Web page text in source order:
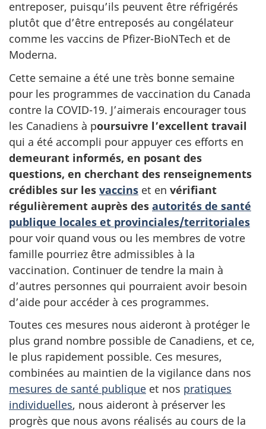
entreposer, puisqu’ils peuvent être réfrigérés
plutôt que d’être entreposés au congélateur
comme les vaccins de Pfizer-BioNTech et de
Moderna.
Cette semaine a été une très bonne semaine
pour les programmes de vaccination du Canada
contre la COVID-19. J’aimerais encourager tous
les Canadiens à poursuivre l’excellent travail
qui a été accompli pour appuyer ces efforts en
demeurant informés, en posant des
questions, en cherchant des renseignements
crédibles sur les vaccins et en vérifiant
régulièrement auprès des autorités de santé
publique locales et provinciales/territoriales
pour voir quand vous ou les membres de votre
famille pourriez être admissibles à la
vaccination. Continuer de tendre la main à
d’autres personnes qui pourraient avoir besoin
d’aide pour accéder à ces programmes.
Toutes ces mesures nous aideront à protéger le
plus grand nombre possible de Canadiens, et ce,
le plus rapidement possible. Ces mesures,
combinées au maintien de la vigilance dans nos
mesures de santé publique et nos pratiques
individuelles, nous aideront à préserver les
progrès que nous avons réalisés au cours de la